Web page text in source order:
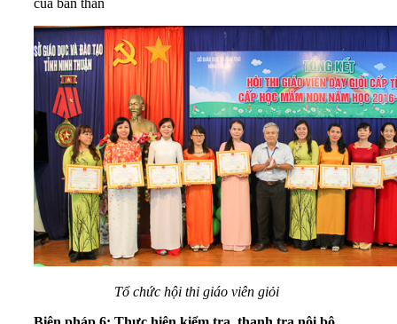
Tổ chức hội thi giáo viên giỏi